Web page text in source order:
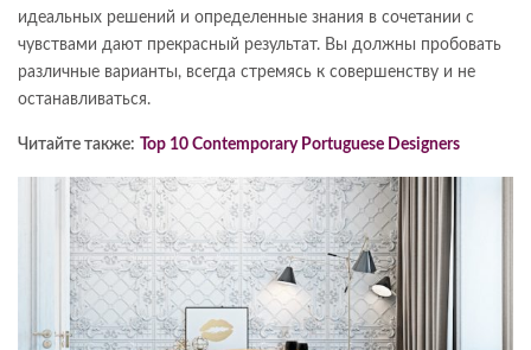
идеальных решений и определенные знания в сочетании с
чувствами дают прекрасный результат. Вы должны пробовать
различные варианты, всегда стремясь к совершенству и не
останавливаться.
Читайте также: Top 10 Contemporary Portuguese Designers